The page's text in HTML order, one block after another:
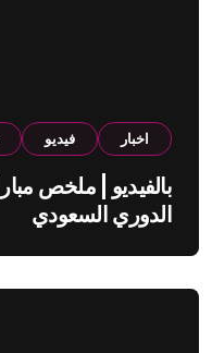
اخبار فيديو
الدوري السعودي